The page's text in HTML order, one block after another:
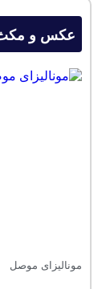
عکس و مکث
مونالیزای موصل